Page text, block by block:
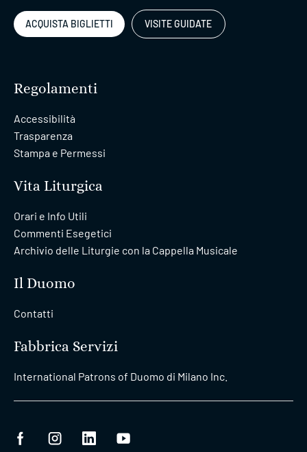
ACQUISTA BIGLIETTI VISITE GUIDATE
Regolamenti
Accessibilità
Trasparenza
Stampa e Permessi
Vita Liturgica
Orari e Info Utili
Commenti Esegetici
Archivio delle Liturgie con la Cappella Musicale
Il Duomo
Contatti
Fabbrica Servizi
International Patrons of Duomo di Milano Inc.